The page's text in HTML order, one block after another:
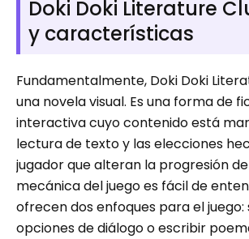
Doki Doki Literature
y características
Fundamentalmente, Doki Doki
una novela visual. Es una forma de
interactiva cuyo contenido está
lectura de texto y las elecciones
jugador que alteran la progresión
mecánica del juego es fácil de
ofrecen dos enfoques para el
opciones de diálogo o escribir